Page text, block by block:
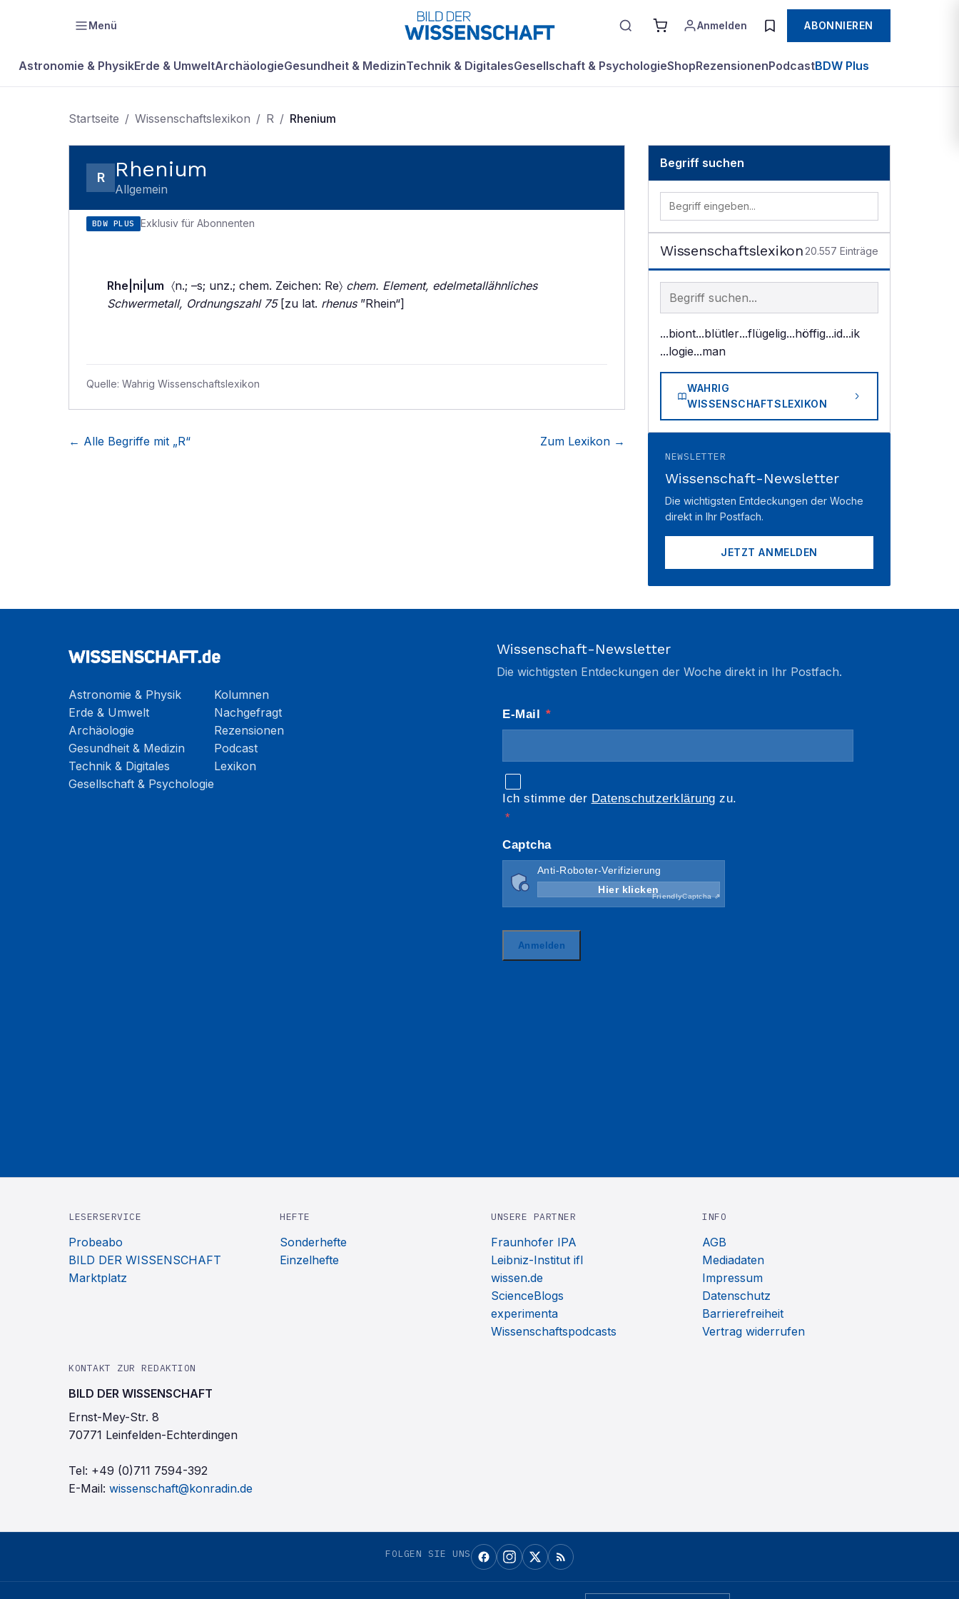
Menü Anmelden ABONNIEREN
Astronomie & PhysikErde & UmweltArchäologieGesundheit & MedizinTechnik & DigitalesGesellschaft & PsychologieShopRezensionenPodcastBDW Plus
Startseite / Wissenschaftslexikon / R / Rhenium
R Rhenium
Allgemein
BDW PLUS Exklusiv für Abonnenten
Rhe|ni|um 〈n.; –s; unz.; chem. Zeichen: Re〉 chem. Element, edelmetallähnliches
Schwermetall, Ordnungszahl 75[zu lat. rhenus”Rhein“]
Quelle: Wahrig Wissenschaftslexikon
← Alle Begriffe mit „R“ Zum Lexikon →
Begriff suchen
Wissenschaftslexikon 20.557 Einträge
Begriff im Lexikon suchen
...biont...blütler...flügelig...höffig...id...ik
...logie...man
WAHRIG
WISSENSCHAFTSLEXIKON
NEWSLETTER
Wissenschaft-Newsletter
Die wichtigsten Entdeckungen der Woche
direkt in Ihr Postfach.
JETZT ANMELDEN
Astronomie & Physik
Erde & Umwelt
Archäologie
Gesundheit & Medizin
Technik & Digitales
Gesellschaft & Psychologie
Kolumnen
Nachgefragt
Rezensionen
Podcast
Lexikon
Wissenschaft-Newsletter
Die wichtigsten Entdeckungen der Woche direkt in Ihr Postfach.
LESERSERVICE
Probeabo
BILD DER WISSENSCHAFT
Marktplatz
HEFTE
Sonderhefte
Einzelhefte
UNSERE PARTNER
Fraunhofer IPA
Leibniz-Institut ifl
wissen.de
ScienceBlogs
experimenta
Wissenschaftspodcasts
INFO
AGB
Mediadaten
Impressum
Datenschutz
Barrierefreiheit
Vertrag widerrufen
KONTAKT ZUR REDAKTION
BILD DER WISSENSCHAFT
Ernst-Mey-Str. 8
70771 Leinfelden-Echterdingen
Tel: +49 (0)711 7594-392
E-Mail: wissenschaft@konradin.de
FOLGEN SIE UNS